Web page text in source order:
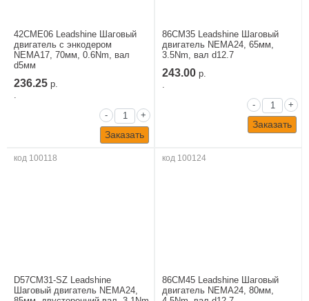
42CME06 Leadshine Шаговый
двигатель c энкодером
NEMA17, 70мм, 0.6Nm, вал
d5мм
236.25 р.
.
-
+
Заказать
86CM35 Leadshine Шаговый
двигатель NEMA24, 65мм,
3.5Nm, вал d12.7
243.00 р.
.
-
+
Заказать
код 100118
D57CM31-SZ Leadshine
Шаговый двигатель NEMA24,
код 100124
86CM45 Leadshine Шаговый
двигатель NEMA24, 80мм,